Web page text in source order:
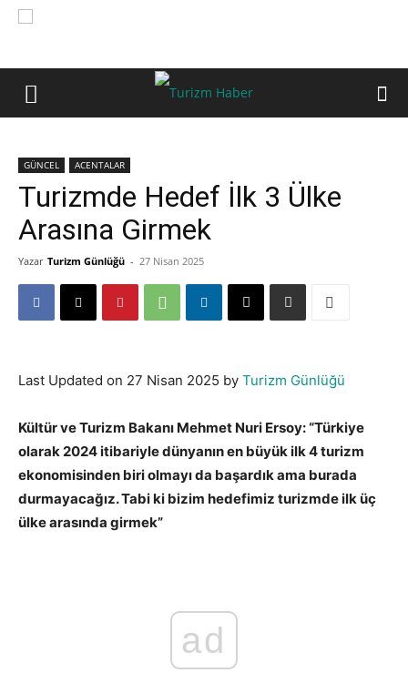
GÜNCEL ACENTALAR
Turizmde Hedef İlk 3 Ülke
Arasına Girmek
Yazar Turizm Günlüğü - 27 Nisan 2025
Last Updated on 27 Nisan 2025 by Turizm Günlüğü
Kültür ve Turizm Bakanı Mehmet Nuri Ersoy: “Türkiye
olarak 2024 itibariyle dünyanın en büyük ilk 4 turizm
ekonomisinden biri olmayı da başardık ama burada
durmayacağız. Tabi ki bizim hedefimiz turizmde ilk üç
ülke arasında girmek”
ad